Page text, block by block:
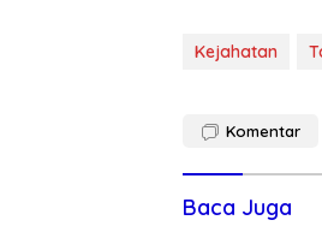
Kejahatan
Komentar
Baca Juga